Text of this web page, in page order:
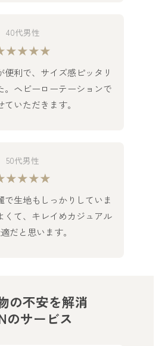
40代男性
利で、サイズ感ピッタリ
。ヘビーローテーションで
いただきます。
50代男性
で生地もしっかりしていま
くて、キレイめカジュアル
だと思います。
の不安を解消
のサービス